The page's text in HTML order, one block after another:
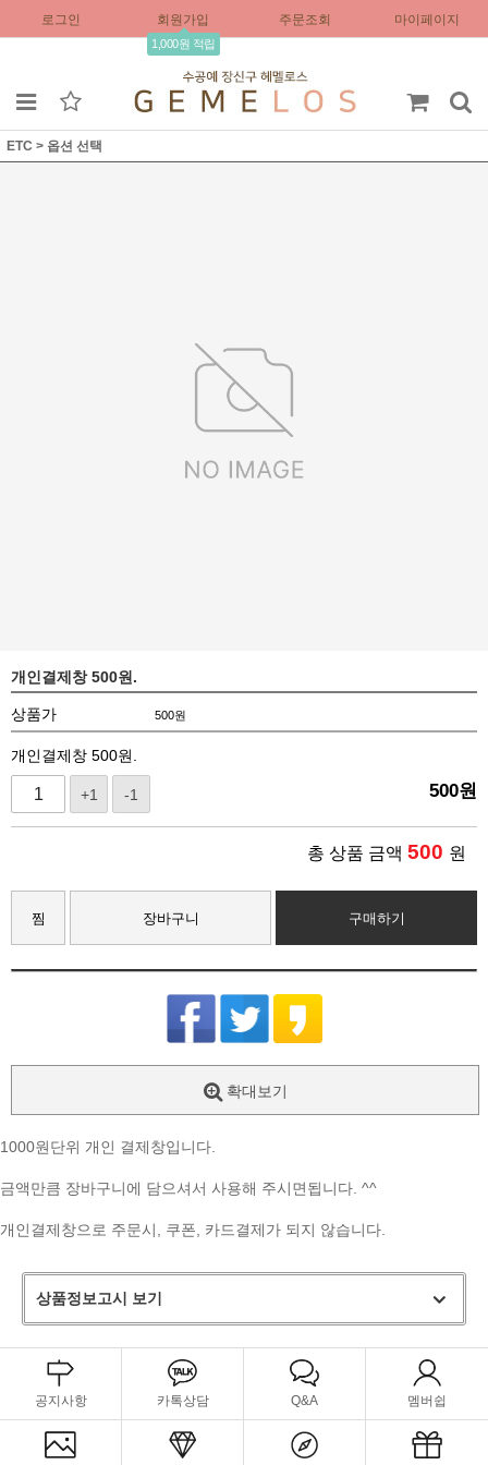
로그인 회원가입
1,000원 적립
주문조회 마이페이지
ETC > 옵션 선택
개인결제창 500원.
상품가 500원
개인결제창 500원.
+1 -1 500원
총 상품 금액 500 원
찜 장바구니 구매하기
확대보기
1000원단위 개인 결제창입니다.
금액만큼 장바구니에 담으셔서 사용해 주시면됩니다. ^^
개인결제창으로 주문시, 쿠폰, 카드결제가 되지 않습니다.
상품정보고시 보기
공지사항 카톡상담 Q&A 멤버쉽